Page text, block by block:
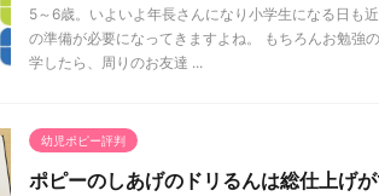
5～6歳。いよいよ年長さんになり小学生になる日も
の準備が必要になってきますよね。 もちろんお勉強
学したら、周りのお友達 ...
幼児ポピー評判
ポピーのしあげのドリるんは総仕上げ